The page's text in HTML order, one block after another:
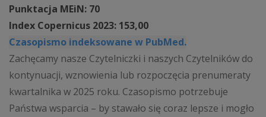
Punktacja MEiN: 70
Index Copernicus 2023: 153,00
Czasopismo indeksowane w PubMed.
Zachęcamy nasze Czytelniczki i naszych Czytelników do
kontynuacji, wznowienia lub rozpoczęcia prenumeraty
kwartalnika w 2025 roku. Czasopismo potrzebuje
Państwa wsparcia – by stawało się coraz lepsze i mogło